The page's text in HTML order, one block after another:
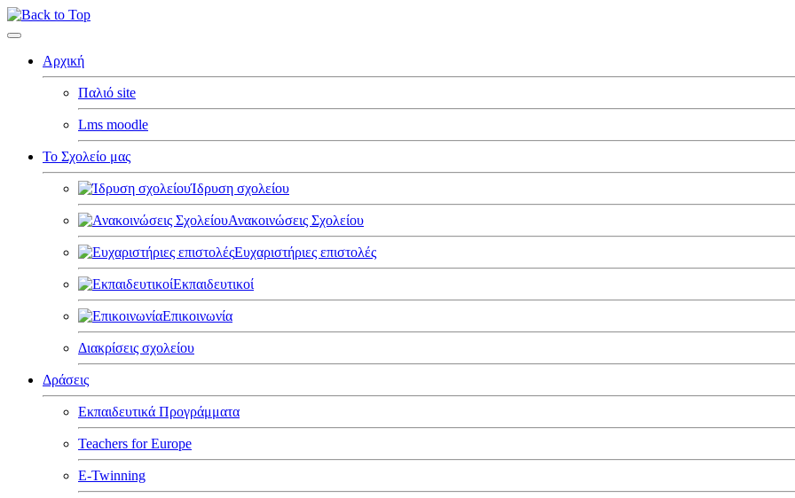
Αρχική
Παλιό site
Lms moodle
Το Σχολείο μας
Ίδρυση σχολείου
Ανακοινώσεις Σχολείου
Ευχαριστήριες επιστολές
Εκπαιδευτικοί
Επικοινωνία
Διακρίσεις σχολείου
Δράσεις
Εκπαιδευτικά Προγράμματα
Teachers for Europe
E-Twinning